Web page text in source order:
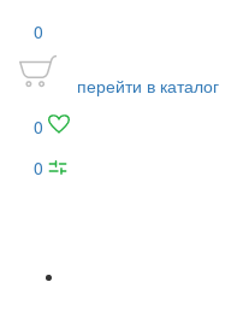
0
перейти в каталог
0
0